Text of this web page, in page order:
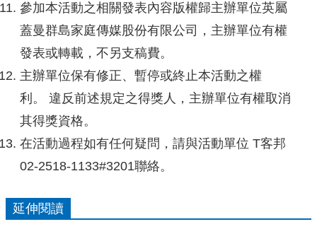
參加本活動之相關發表內容版權歸主辦單位英屬
蓋曼群島家庭傳媒股份有限公司，主辦單位有權
發表或轉載，不另支稿費。
主辦單位保有修正、暫停或終止本活動之權
利。 違反前述規定之得獎人，主辦單位有權取消
其得獎資格。
在活動過程如有任何疑問，請與活動單位 T客邦
02-2518-1133#3201聯絡。
延伸閱讀